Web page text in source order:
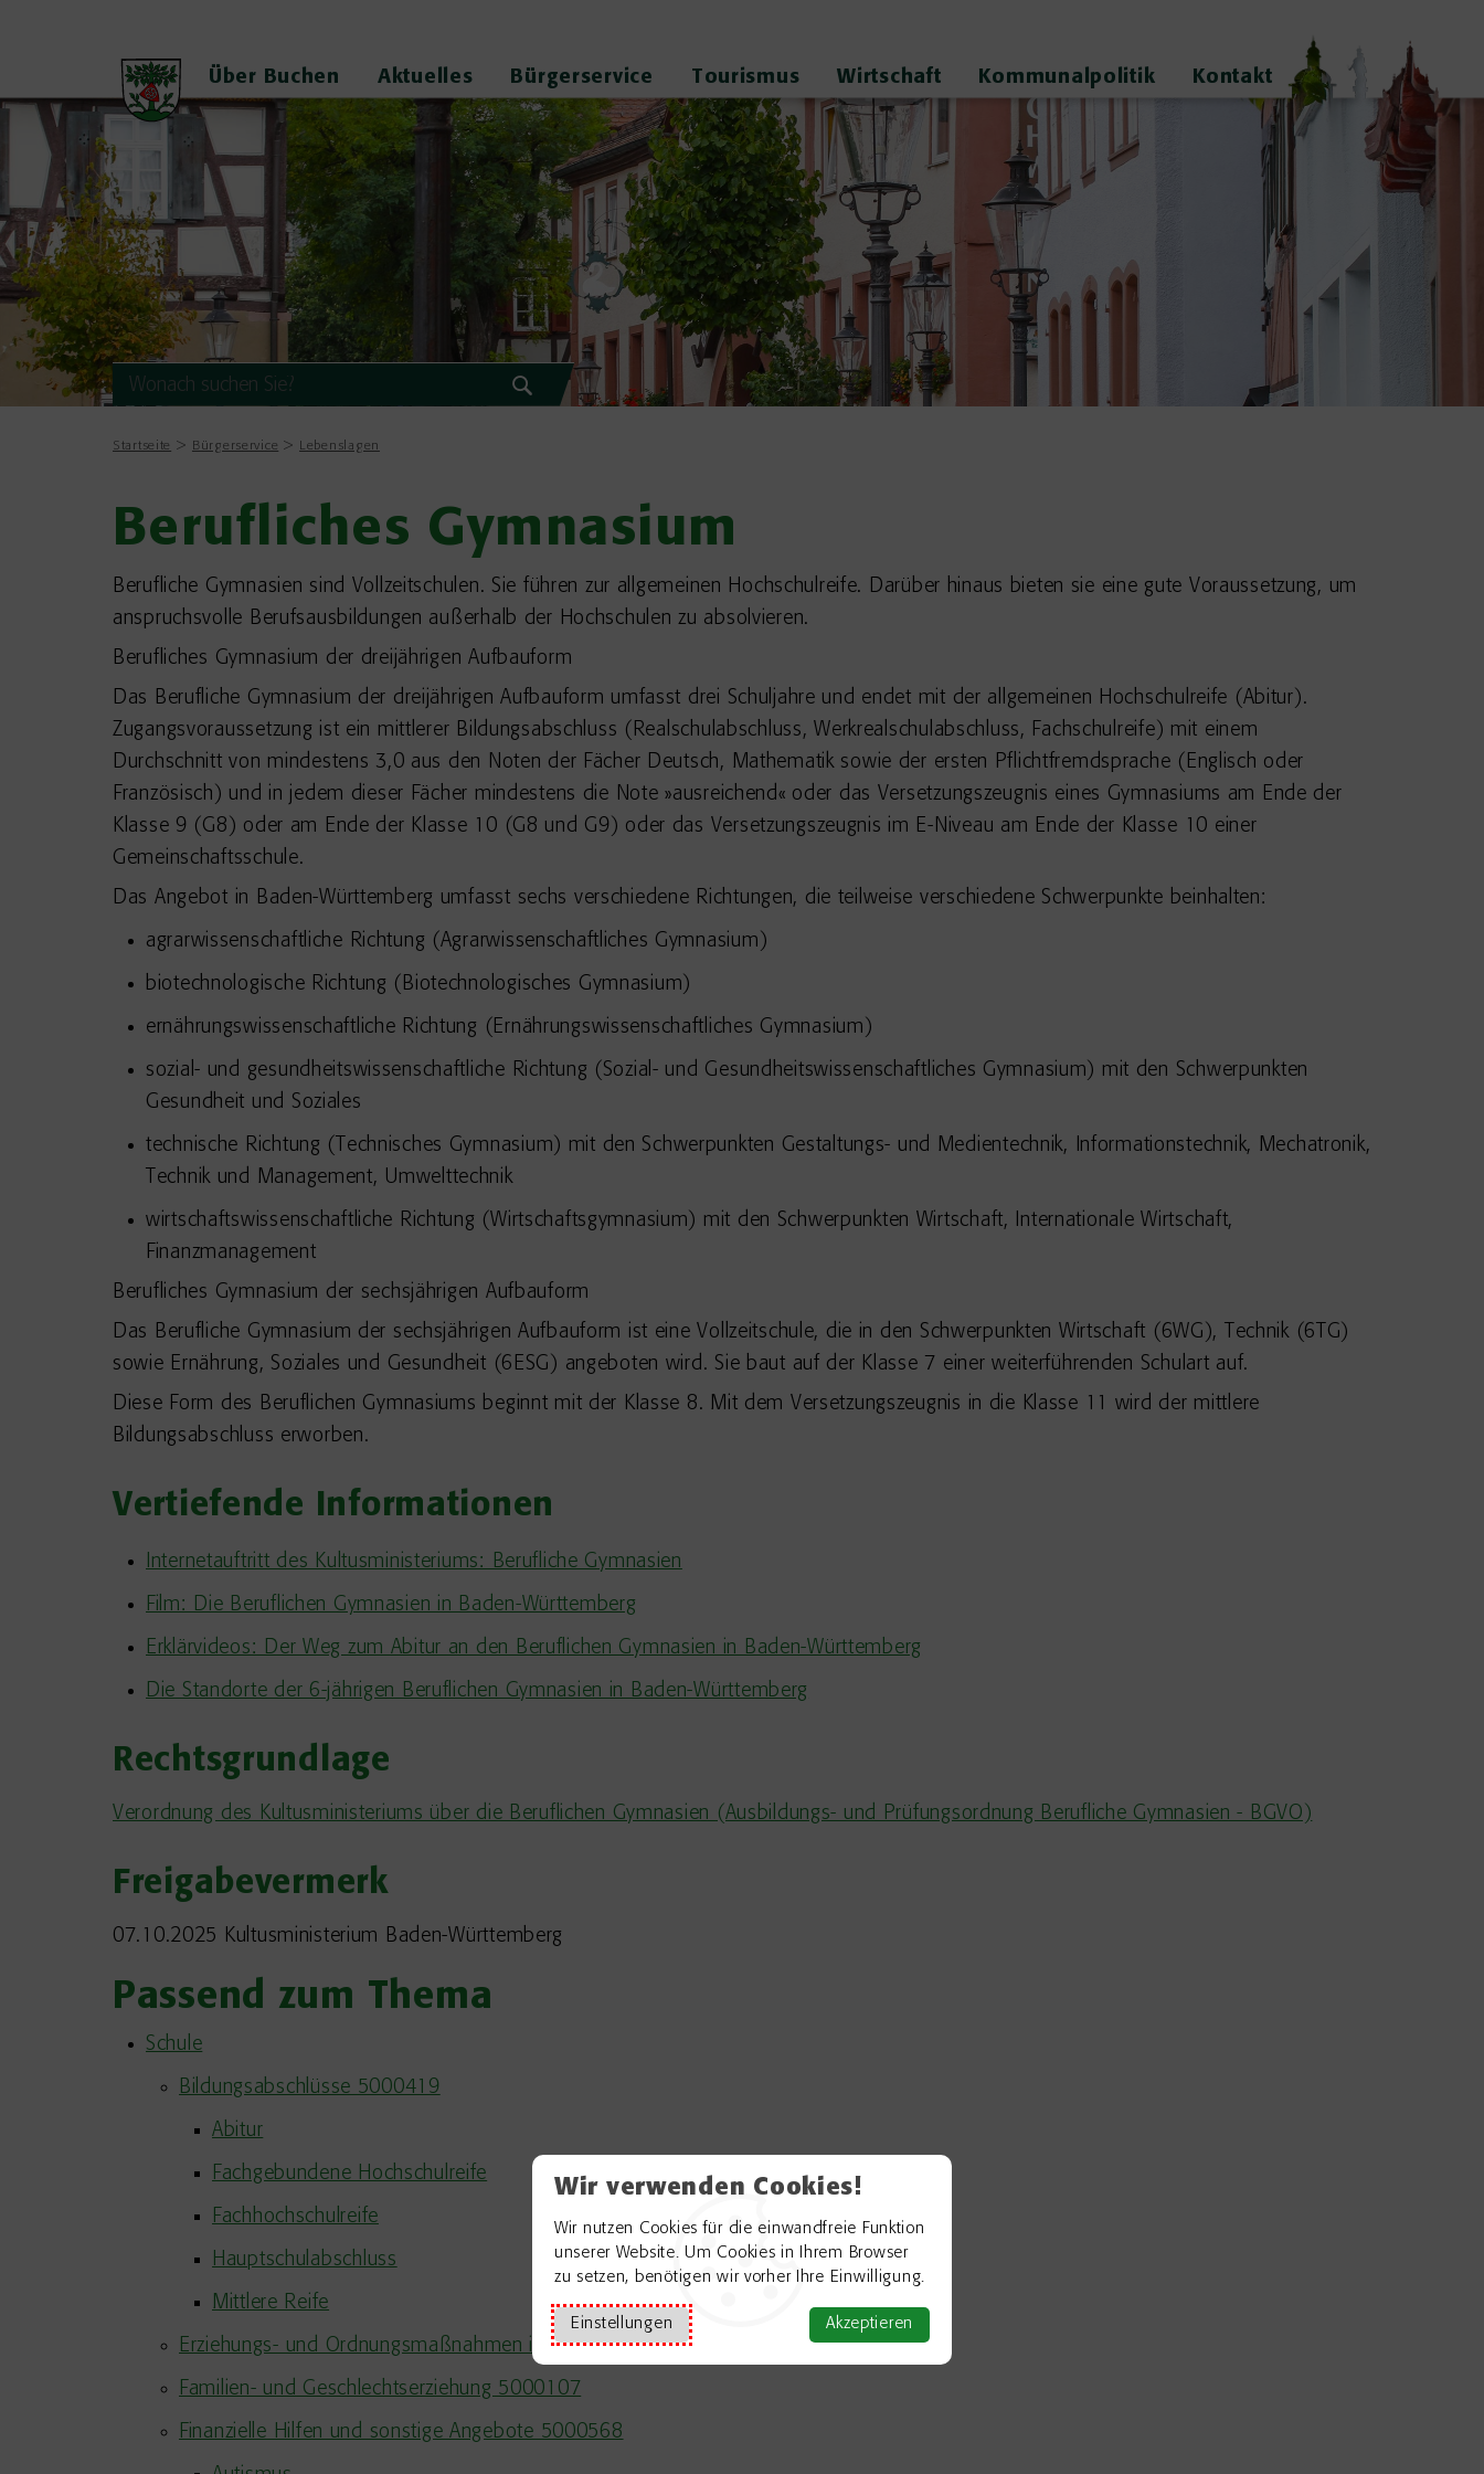
Wir verwenden Cookies!
Wir nutzen Cookies für die einwandfreie Funktion
unserer Website. Um Cookies in Ihrem Browser
zu setzen, benötigen wir vorher Ihre Einwilligung.
Einstellungen Akzeptieren
Über Buchen Aktuelles Bürgerservice Tourismus Wirtschaft Kommunalpolitik Kontakt
Startseite Bürgerservice Lebenslagen
Berufliches Gymnasium
Berufliche Gymnasien sind Vollzeitschulen. Sie führen zur allgemeinen Hochschulreife. Darüber hinaus bieten sie eine gute Voraussetzung, um
anspruchsvolle Berufsausbildungen außerhalb der Hochschulen zu absolvieren.
Berufliches Gymnasium der dreijährigen Aufbauform
Das Berufliche Gymnasium der dreijährigen Aufbauform umfasst drei Schuljahre und endet mit der allgemeinen Hochschulreife (Abitur).
Zugangsvoraussetzung ist ein mittlerer Bildungsabschluss (Realschulabschluss, Werkrealschulabschluss, Fachschulreife) mit einem
Durchschnitt von mindestens 3,0 aus den Noten der Fächer Deutsch, Mathematik sowie der ersten Pflichtfremdsprache (Englisch oder
Französisch) und in jedem dieser Fächer mindestens die Note »ausreichend« oder das Versetzungszeugnis eines Gymnasiums am Ende der
Klasse 9 (G8) oder am Ende der Klasse 10 (G8 und G9) oder das Versetzungszeugnis im E-Niveau am Ende der Klasse 10 einer
Gemeinschaftsschule.
Das Angebot in Baden-Württemberg umfasst sechs verschiedene Richtungen, die teilweise verschiedene Schwerpunkte beinhalten:
agrarwissenschaftliche Richtung (Agrarwissenschaftliches Gymnasium)
biotechnologische Richtung (Biotechnologisches Gymnasium)
ernährungswissenschaftliche Richtung (Ernährungswissenschaftliches Gymnasium)
sozial- und gesundheitswissenschaftliche Richtung (Sozial- und Gesundheitswissenschaftliches Gymnasium) mit den Schwerpunkten
Gesundheit und Soziales
technische Richtung (Technisches Gymnasium) mit den Schwerpunkten Gestaltungs- und Medientechnik, Informationstechnik, Mechatronik,
Technik und Management, Umwelttechnik
wirtschaftswissenschaftliche Richtung (Wirtschaftsgymnasium) mit den Schwerpunkten Wirtschaft, Internationale Wirtschaft,
Finanzmanagement
Berufliches Gymnasium der sechsjährigen Aufbauform
Das Berufliche Gymnasium der sechsjährigen Aufbauform ist eine Vollzeitschule, die in den Schwerpunkten Wirtschaft (6WG), Technik (6TG)
sowie Ernährung, Soziales und Gesundheit (6ESG) angeboten wird. Sie baut auf der Klasse 7 einer weiterführenden Schulart auf.
Diese Form des Beruflichen Gymnasiums beginnt mit der Klasse 8. Mit dem Versetzungszeugnis in die Klasse 11 wird der mittlere
Bildungsabschluss erworben.
Vertiefende Informationen
Internetauftritt des Kultusministeriums: Berufliche Gymnasien
Film: Die Beruflichen Gymnasien in Baden-Württemberg
Erklärvideos: Der Weg zum Abitur an den Beruflichen Gymnasien in Baden-Württemberg
Die Standorte der 6-jährigen Beruflichen Gymnasien in Baden-Württemberg
Rechtsgrundlage
Verordnung des Kultusministeriums über die Beruflichen Gymnasien (Ausbildungs- und Prüfungsordnung Berufliche Gymnasien - BGVO)
Freigabevermerk
07.10.2025 Kultusministerium Baden-Württemberg
Passend zum Thema
Schule
Bildungsabschlüsse 5000419
Abitur
Fachgebundene Hochschulreife
Fachhochschulreife
Hauptschulabschluss
Mittlere Reife
Erziehungs- und Ordnungsmaßnahmen in der Schule 5000977
Familien- und Geschlechtserziehung 5000107
Finanzielle Hilfen und sonstige Angebote 5000568